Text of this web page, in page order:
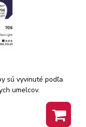
sú vyvinuté podľa
umelcov.
arabskej gumy a
jemne
priľnavosť a